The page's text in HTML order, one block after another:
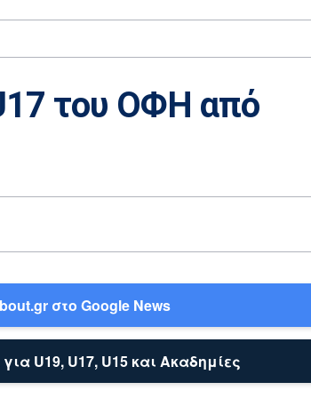
του ΟΦΗ από
στο Google News
U19, U17, U15 και Ακαδημίες